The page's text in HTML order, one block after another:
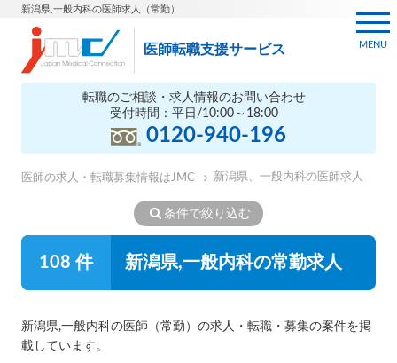
新潟県,一般内科の医師求人（常勤）
医師転職支援サービス
転職のご相談・求人情報のお問い合わせ
受付時間：平日/10:00～18:00
0120-940-196
MENU
医師の求人・転職募集情報はJMC 新潟県、一般内科の医師求人
条件で絞り込む
108 件 新潟県,一般内科の常勤求人
新潟県,一般内科の医師（常勤）の求人・転職・募集の案件を掲
載しています。